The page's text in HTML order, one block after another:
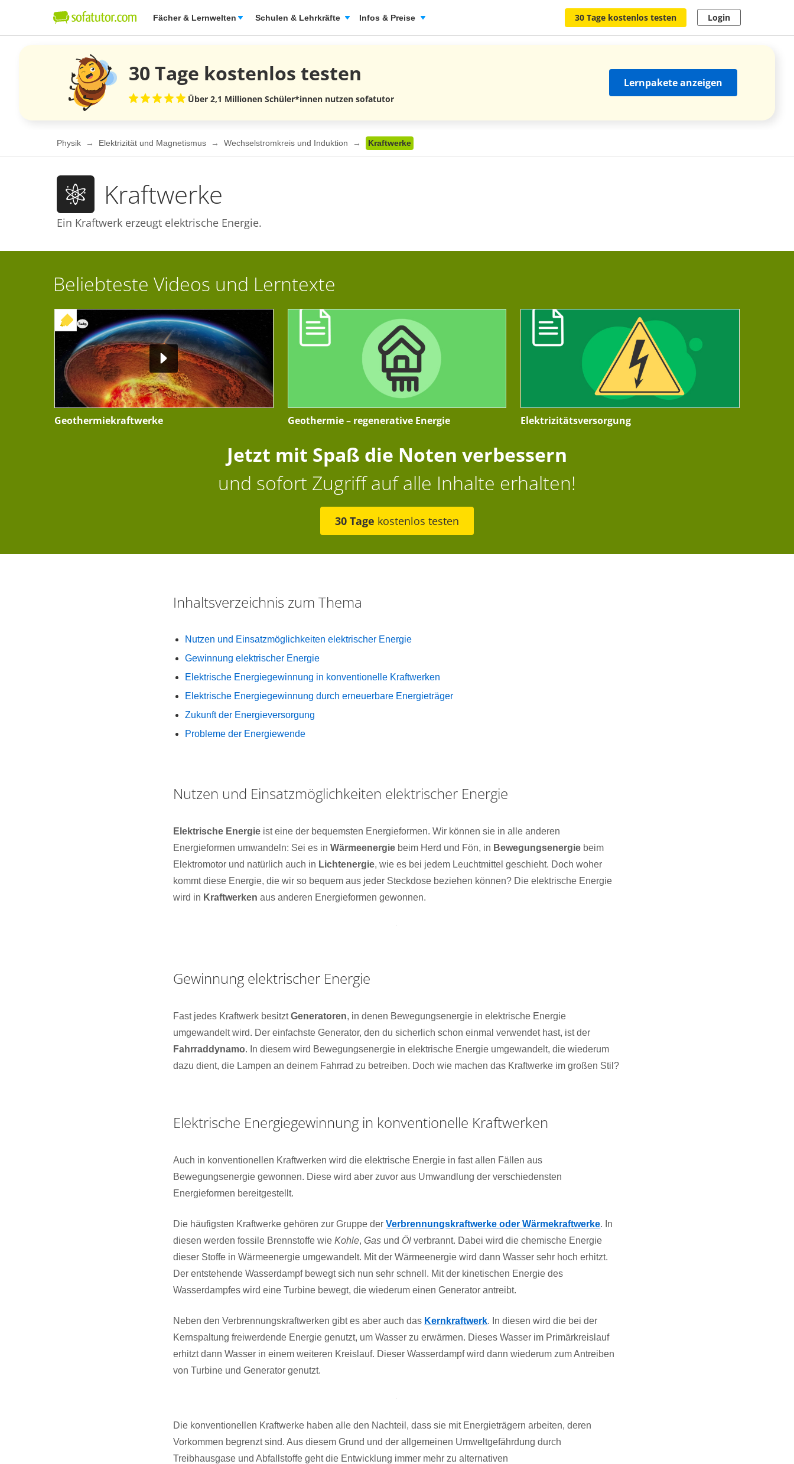
Fächer & Lernwelten Schulen & Lehrkräfte Infos & Preise 30 Tage kostenlos testen Login
30 Tage kostenlos testen
Über 2,1 Millionen Schüler*innen nutzen sofatutor
Lernpakete anzeigen
Physik Elektrizität und Magnetismus Wechselstromkreis und Induktion Kraftwerke
Kraftwerke
Ein Kraftwerk erzeugt elektrische Energie.
Beliebteste Videos und Lerntexte
+ INTERAKTIVE ÜBUNG
Geothermiekraftwerke Geothermie – regenerative Energie Elektrizitätsversorgung
Jetzt mit Spaß die Noten verbessern
und sofort Zugriff auf alle Inhalte erhalten!
30 Tage kostenlos testen
Inhaltsverzeichnis zum Thema
Nutzen und Einsatzmöglichkeiten elektrischer Energie
Gewinnung elektrischer Energie
Elektrische Energiegewinnung in konventionelle Kraftwerken
Elektrische Energiegewinnung durch erneuerbare Energieträger
Zukunft der Energieversorgung
Probleme der Energiewende
Nutzen und Einsatzmöglichkeiten elektrischer Energie
Elektrische Energie ist eine der bequemsten Energieformen. Wir können sie in alle anderen
Energieformen umwandeln: Sei es inWärmeenergie beim Herd und Fön, in Bewegungsenergie beim
Elektromotor und natürlich auch in Lichtenergie, wie es bei jedem Leuchtmittel geschieht. Doch woher
kommt diese Energie, die wir so bequem aus jeder Steckdose beziehen können? Die elektrische Energie
wird in Kraftwerken aus anderen Energieformen gewonnen.
Gewinnung elektrischer Energie
Fast jedes Kraftwerk besitztGeneratoren, in denen Bewegungsenergie in elektrische Energie
umgewandelt wird. Der einfachste Generator, den du sicherlich schon einmal verwendet hast, ist der
Fahrraddynamo. In diesem wird Bewegungsenergie in elektrische Energie umgewandelt, die wiederum
dazu dient, die Lampen an deinem Fahrrad zu betreiben. Doch wie machen das Kraftwerke im großen Stil?
Elektrische Energiegewinnung in konventionelle Kraftwerken
Auch in konventionellen Kraftwerken wird die elektrische Energie in fast allen Fällen aus
Bewegungsenergie gewonnen. Diese wird aber zuvor aus Umwandlung der verschiedensten
Energieformen bereitgestellt.
Die häufigsten Kraftwerke gehören zur Gruppe derVerbrennungskraftwerke oder Wärmekraftwerke. In
diesen werden fossile Brennstoffe wieKohle,Gas und Öl verbrannt. Dabei wird die chemische Energie
dieser Stoffe in Wärmeenergie umgewandelt. Mit der Wärmeenergie wird dann Wasser sehr hoch erhitzt.
Der entstehende Wasserdampf bewegt sich nun sehr schnell. Mit der kinetischen Energie des
Wasserdampfes wird eine Turbine bewegt, die wiederum einen Generator antreibt.
Neben den Verbrennungskraftwerken gibt es aber auch das Kernkraftwerk. In diesen wird die bei der
Kernspaltung freiwerdende Energie genutzt, um Wasser zu erwärmen. Dieses Wasser im Primärkreislauf
erhitzt dann Wasser in einem weiteren Kreislauf. Dieser Wasserdampf wird dann wiederum zum Antreiben
von Turbine und Generator genutzt.
Die konventionellen Kraftwerke haben alle den Nachteil, dass sie mit Energieträgern arbeiten, deren
Vorkommen begrenzt sind. Aus diesem Grund und der allgemeinen Umweltgefährdung durch
Treibhausgase und Abfallstoffe geht die Entwicklung immer mehr zu alternativen